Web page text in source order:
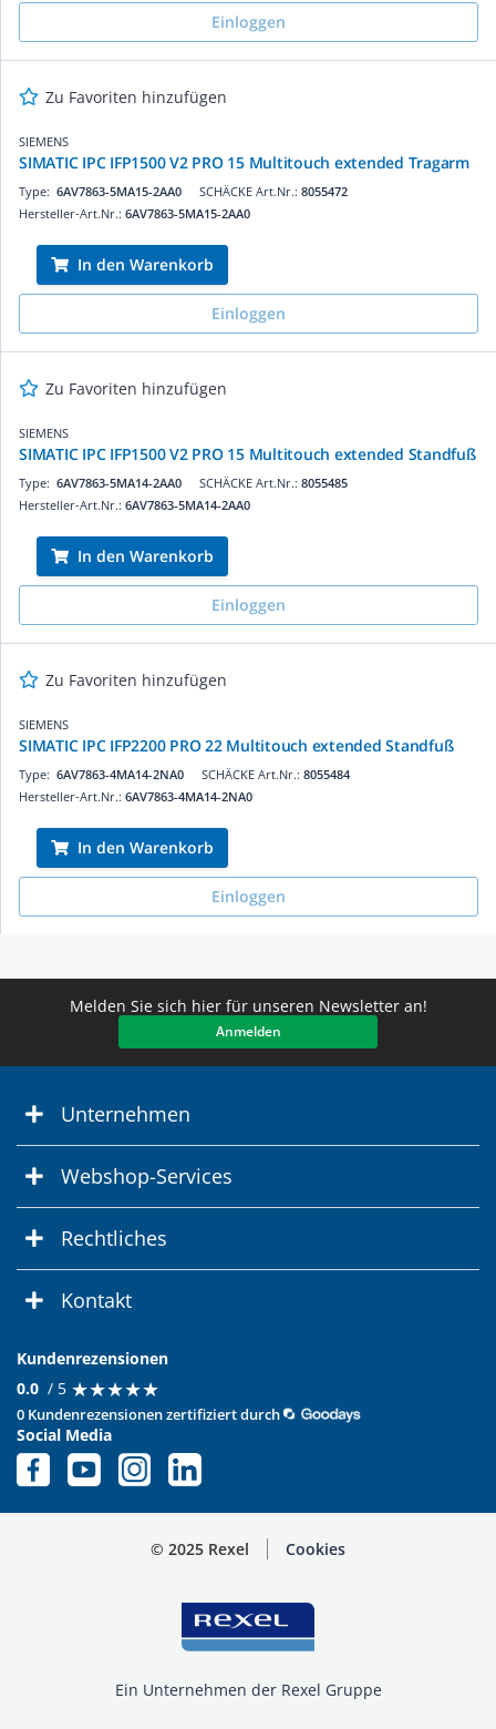
Einloggen
Zu Favoriten hinzufügen
SIEMENS
SIMATIC IPC IFP1500 V2 PRO 15 Multitouch extended Tragarm
SCHÄCKE Art.Nr.: 8055472
Type: 6AV7863-5MA15-2AA0
Hersteller-Art.Nr.: 6AV7863-5MA15-2AA0
In den Warenkorb
Einloggen
Zu Favoriten hinzufügen
SIEMENS
SIMATIC IPC IFP1500 V2 PRO 15 Multitouch extended Standfuß
SCHÄCKE Art.Nr.: 8055485
Type: 6AV7863-5MA14-2AA0
Hersteller-Art.Nr.: 6AV7863-5MA14-2AA0
In den Warenkorb
Einloggen
Zu Favoriten hinzufügen
SIEMENS
SIMATIC IPC IFP2200 PRO 22 Multitouch extended Standfuß
SCHÄCKE Art.Nr.: 8055484
Type: 6AV7863-4MA14-2NA0
Hersteller-Art.Nr.: 6AV7863-4MA14-2NA0
In den Warenkorb
Einloggen
Melden Sie sich hier für unseren Newsletter an!
Anmelden
Unternehmen
Webshop-Services
Rechtliches
Kontakt
Kundenrezensionen
0.0 / 5 ★★★★★
★★★★★
0 Kundenrezensionen zertifiziert durch
Social Media
© 2025 Rexel Cookies
Ein Unternehmen der Rexel Gruppe